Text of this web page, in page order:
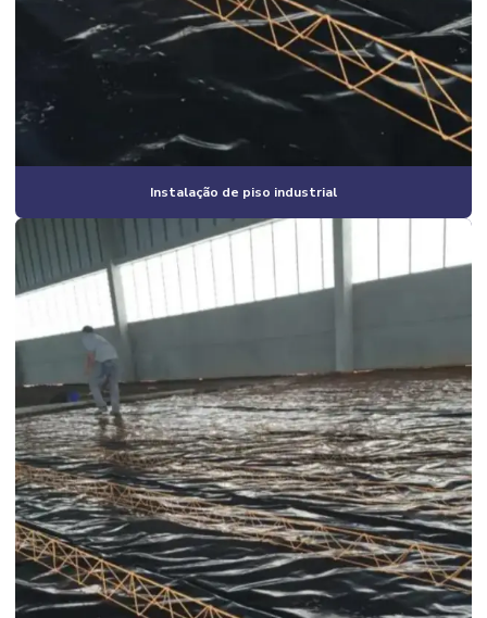
Construtora de casas
Construtora de casas em campinas
Construtora de casas em condomínio em campinas
Construtora de casas em condomínio em campinas e região
Construtora de casas em condomínio fechado
Construtora de casas residenciais
Construtora de galpão
Construtora de galpão industrial
Construtora industrial
Construtora industrial campinas
Construtora de obras comerciais
Construtora obras industriais
Construtora para reforma em campinas
Construtora residencial campinas
Construtora residencial e comercial
Instalação de piso industrial